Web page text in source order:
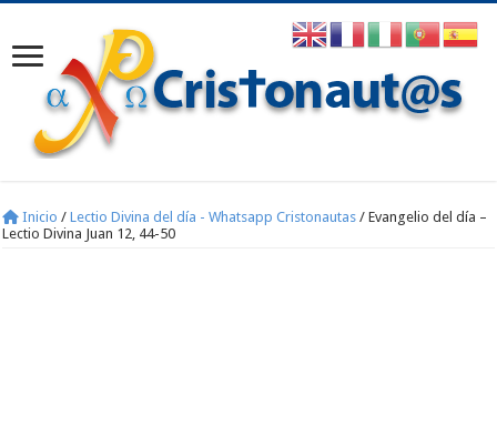
Inicio / Lectio Divina del día - Whatsapp Cristonautas / Evangelio del día –
Lectio Divina Juan 12, 44-50